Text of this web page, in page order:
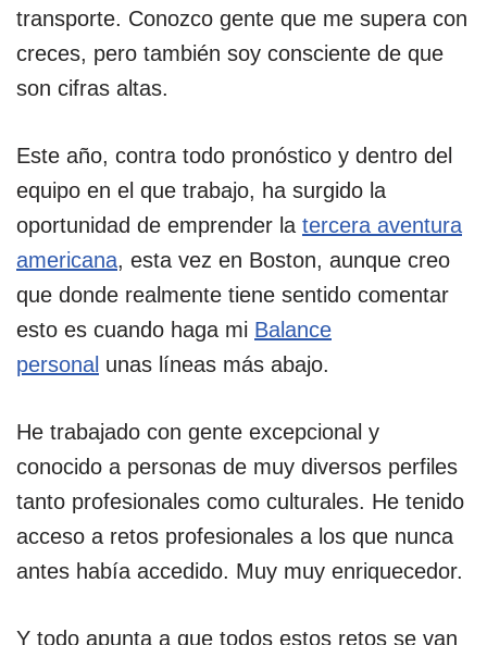
transporte. Conozco gente que me supera con
creces, pero también soy consciente de que
son cifras altas.
Este año, contra todo pronóstico y dentro del
equipo en el que trabajo, ha surgido la
oportunidad de emprender la tercera aventura
americana, esta vez en Boston, aunque creo
que donde realmente tiene sentido comentar
esto es cuando haga mi Balance
personal unas líneas más abajo.
He trabajado con gente excepcional y
conocido a personas de muy diversos perfiles
tanto profesionales como culturales. He tenido
acceso a retos profesionales a los que nunca
antes había accedido. Muy muy enriquecedor.
Y todo apunta a que todos estos retos se van